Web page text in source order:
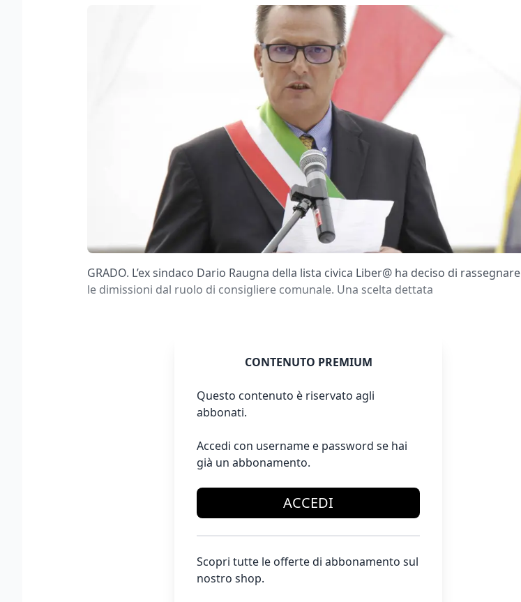
GRADO. L’ex sindaco Dario Raugna della lista civica Liber@ ha deciso di rassegnare
le dimissioni dal ruolo di consigliere comunale. Una scelta dettata
CONTENUTO PREMIUM
Questo contenuto è riservato agli
abbonati.
Accedi con username e password se hai
già un abbonamento.
ACCEDI
Scopri tutte le offerte di abbonamento sul
nostro shop.